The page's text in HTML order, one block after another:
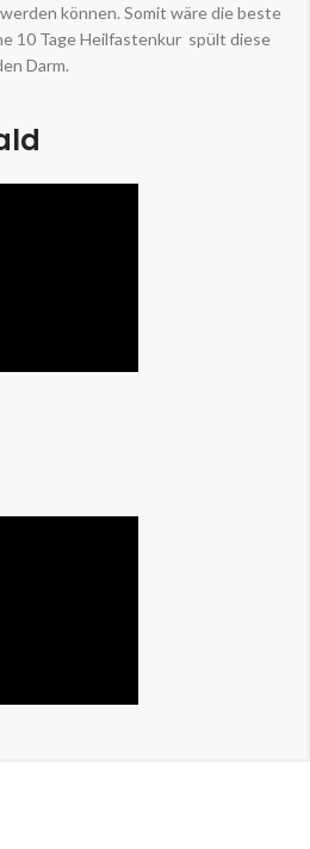
können. Somit wäre die beste
10 Tage Heilfastenkur spült diese
Darm.